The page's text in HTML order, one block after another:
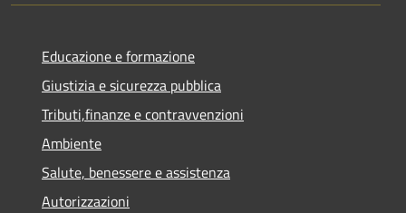
Educazione e formazione
Giustizia e sicurezza pubblica
Tributi,finanze e contravvenzioni
Ambiente
Salute, benessere e assistenza
Autorizzazioni